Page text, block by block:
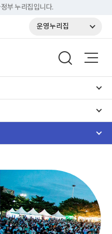
부 누리집입니다.
운영누리집